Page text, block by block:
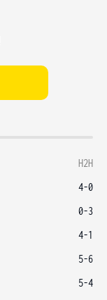
H2H
4-0
0-3
4-1
5-6
5-4